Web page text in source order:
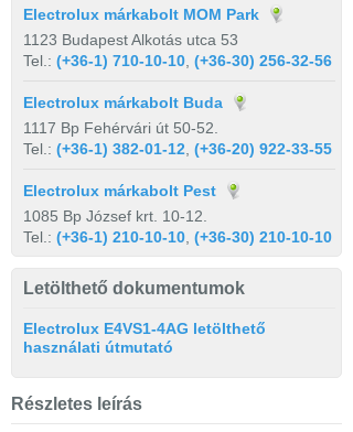
Electrolux márkabolt MOM Park
1123 Budapest Alkotás utca 53
Tel.: (+36-1) 710-10-10 (+36-30) 256-32-56
Electrolux márkabolt Buda
1117 Bp Fehérvári út 50-52.
Tel.: (+36-1) 382-01-12 (+36-20) 922-33-55
Electrolux márkabolt Pest
1085 Bp József krt. 10-12.
Tel.: (+36-1) 210-10-10 (+36-30) 210-10-10
Letölthető dokumentumok
Electrolux E4VS1-4AG letölthető
használati útmutató
Részletes leírás